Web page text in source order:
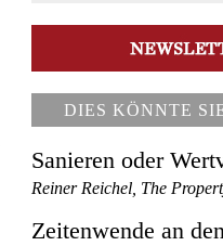
DIES KÖNNTE
Sanieren oder
Reiner Reichel, The
Zeitenwende an